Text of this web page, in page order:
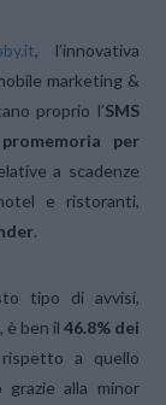
, l’innovativa
marketing &
proprio l’SMS
promemoria per
a scadenze
e ristoranti,
.
tipo di avvisi,
è ben il 46.8% dei
a quello
grazie alla minor